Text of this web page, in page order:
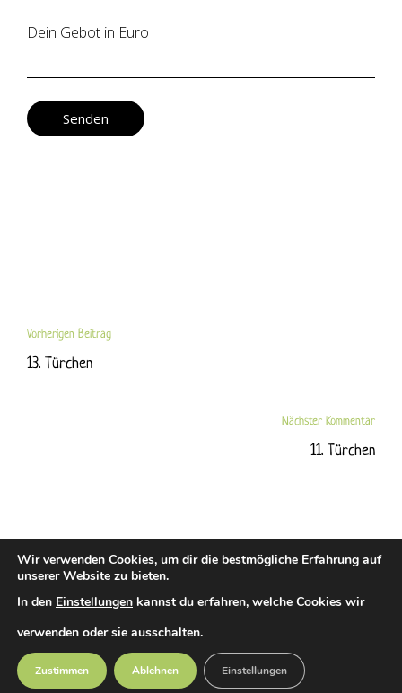
Dein Gebot in Euro
Vorherigen Beitrag
13. Türchen
Nächster Kommentar
11. Türchen
© 2023 Naturschule Marburg e.V. Impressum Datenschutz
Wir verwenden Cookies, um dir die bestmögliche Erfahrung auf
unserer Website zu bieten.
In den Einstellungen kannst du erfahren, welche Cookies wir
verwenden oder sie ausschalten.
Zustimmen Ablehnen Einstellungen